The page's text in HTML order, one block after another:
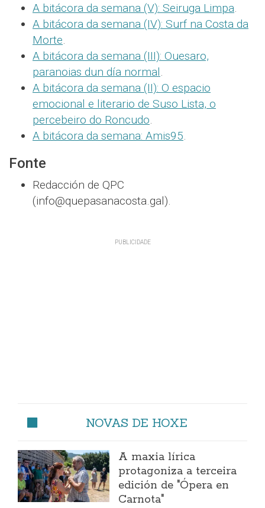
A bitácora da semana (V): Seiruga Limpa.
A bitácora da semana (IV): Surf na Costa da
Morte.
A bitácora da semana (III): Ouesaro,
paranoias dun día normal.
A bitácora da semana (II): O espacio
emocional e literario de Suso Lista, o
percebeiro do Roncudo.
A bitácora da semana: Amis95.
Fonte
Redacción de QPC
(info@quepasanacosta.gal).
NOVAS DE HOXE
A maxia lírica
protagoniza a terceira
edición de "Ópera en
Carnota"